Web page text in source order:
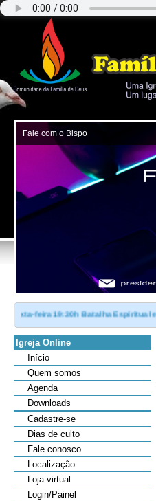
Batalha Espiritual e
Igreja Online
Início
Quem somos
Agenda
Downloads
Cadastre-se
Dias de culto
Fale conosco
Localização
Loja virtual
Login/Painel